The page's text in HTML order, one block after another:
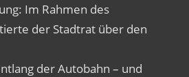
Im Rahmen des
der Stadtrat über den
der Autobahn – und